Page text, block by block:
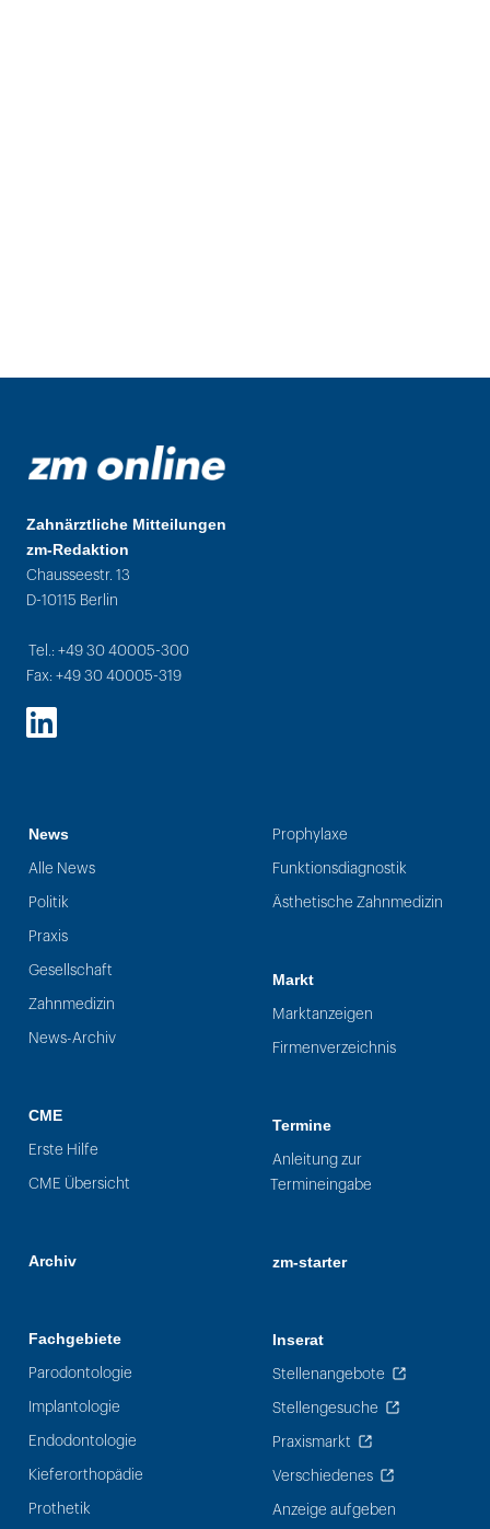
Zahnärztliche Mitteilungen
zm-Redaktion
Chausseestr. 13
D-10115 Berlin
Tel.: +49 30 40005-300
Fax: +49 30 40005-319
LinkedIn
News
Alle News
Politik
Praxis
Gesellschaft
Zahnmedizin
News-Archiv
CME
Erste Hilfe
CME Übersicht
Archiv
Fachgebiete
Parodontologie
Implantologie
Endodontologie
Kieferorthopädie
Prothetik
Prophylaxe
Funktionsdiagnostik
Ästhetische Zahnmedizin
Markt
Marktanzeigen
Firmenverzeichnis
Termine
Anleitung zur
Termineingabe
zm-starter
Inserat
Stellenangebote
Stellengesuche
Praxismarkt
Verschiedenes
Anzeige aufgeben